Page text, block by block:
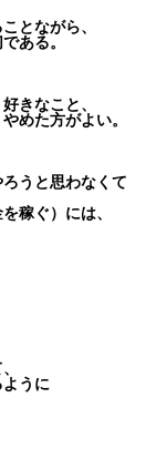
とながら、
ある。
きなこと、
めた方がよい。
うと思わなくて
稼ぐ）には、
うに